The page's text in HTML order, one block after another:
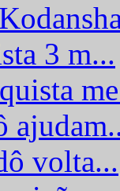
3 m...
volta...